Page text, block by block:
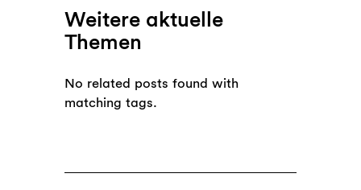
Weitere aktuelle
Themen
No related posts found with
matching tags.